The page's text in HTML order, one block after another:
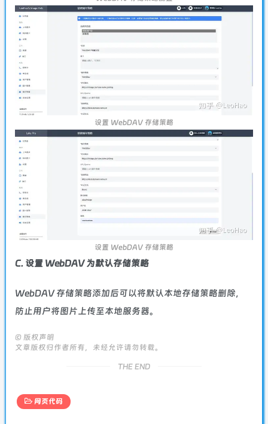
设置 WebDAV 存储策略
设置 WebDAV 存储策略
C. 设置 WebDAV 为默认存储策略
WebDAV 存储策略添加后可以将默认本地存储策略删除，
防止用户将图片上传至本地服务器。
© 版权声明
文章版权归作者所有，未经允许请勿转载。
THE END
网页代码